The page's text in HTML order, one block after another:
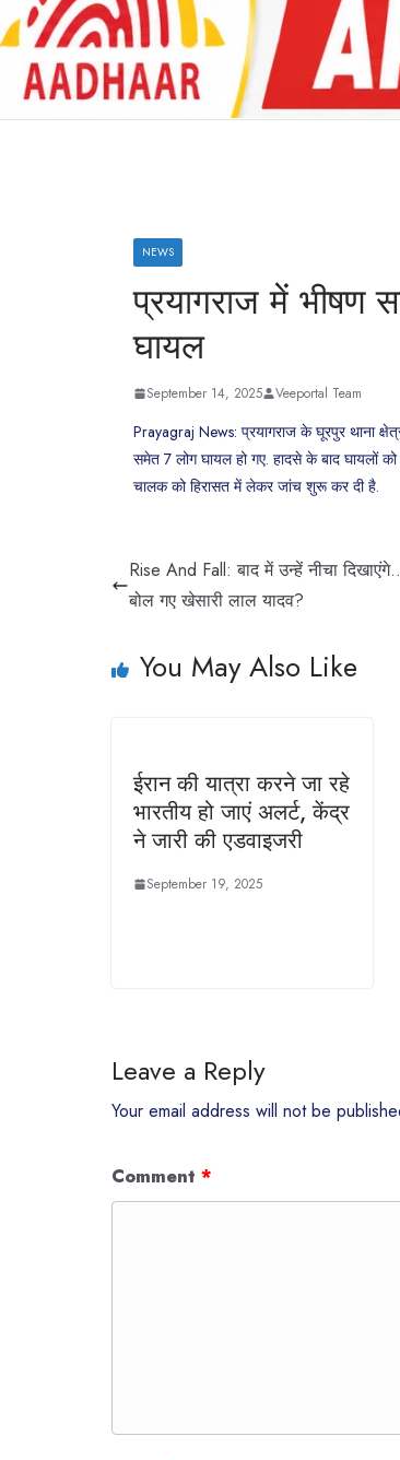
NEWS
प्रयागराज में भीषण
घायल
September 14, 2025 Veeportal Team
Prayagraj News: प्रयागराज के घूरपुर थाना
समेत 7 लोग घायल हो गए. हादसे के बाद घायलों
चालक को हिरासत में लेकर जांच शुरू कर दी है.
Rise And Fall: बाद में उन्हें नीचा
बोल गए खेसारी लाल यादव?
You May Also Like
ईरान की यात्रा करने जा रहे
भारतीय हो जाएं अलर्ट, केंद्र
ने जारी की एडवाइजरी
September 19, 2025
Leave a Reply
Your email address will not be
Comment *